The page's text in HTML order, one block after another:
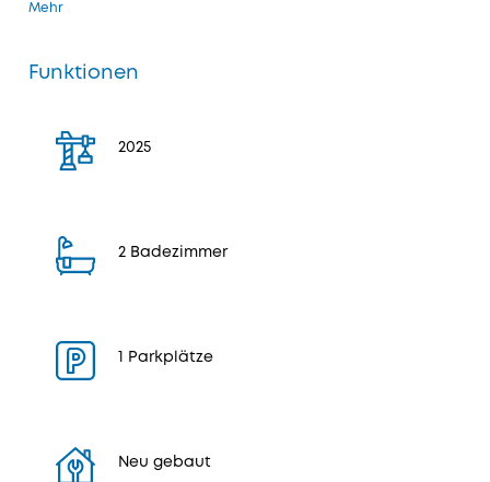
Mehr
Funktionen
2025
2 Badezimmer
1 Parkplätze
Neu gebaut